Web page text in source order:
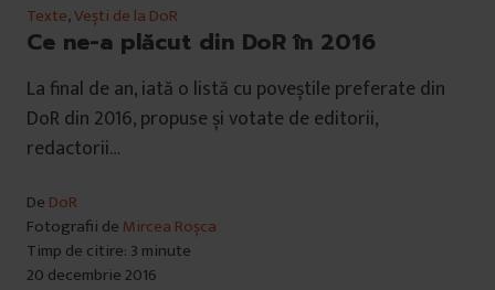
Texte,Vești de la DoR
Ce ne-a plăcut din DoR în 2016
La final de an, iată o listă cu poveștile preferate din
DoR din 2016, propuse și votate de editorii,
redactorii…
De DoR
Fotografii de Mircea Roșca
Timp de citire: 3 minute
20 decembrie 2016